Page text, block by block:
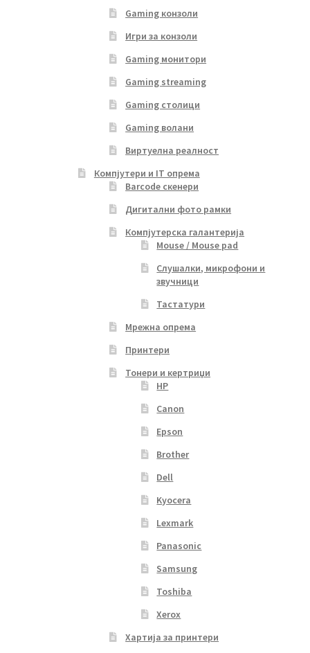
Gaming конзоли
Игри за конзоли
Gaming монитори
Gaming streaming
Gaming столици
Gaming волани
Виртуелна реалност
Компјутери и IT опрема
Barcode скенери
Дигитални фото рамки
Компјутерска галантерија
Mouse / Mouse pad
Слушалки, микрофони и
звучници
Тастатури
Мрежна опрема
Принтери
Тонери и кертриџи
HP
Canon
Epson
Brother
Dell
Kyocera
Lexmark
Panasonic
Samsung
Toshiba
Xerox
Хартија за принтери